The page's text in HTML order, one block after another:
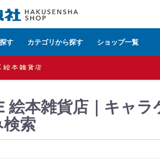
す カテゴリから探す ショップ一覧
式ショップ HAKUSENSHA SHOP
絵本雑貨店｜キャ
索